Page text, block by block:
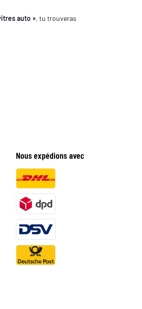
auto », tu trouveras
Nous expédions avec